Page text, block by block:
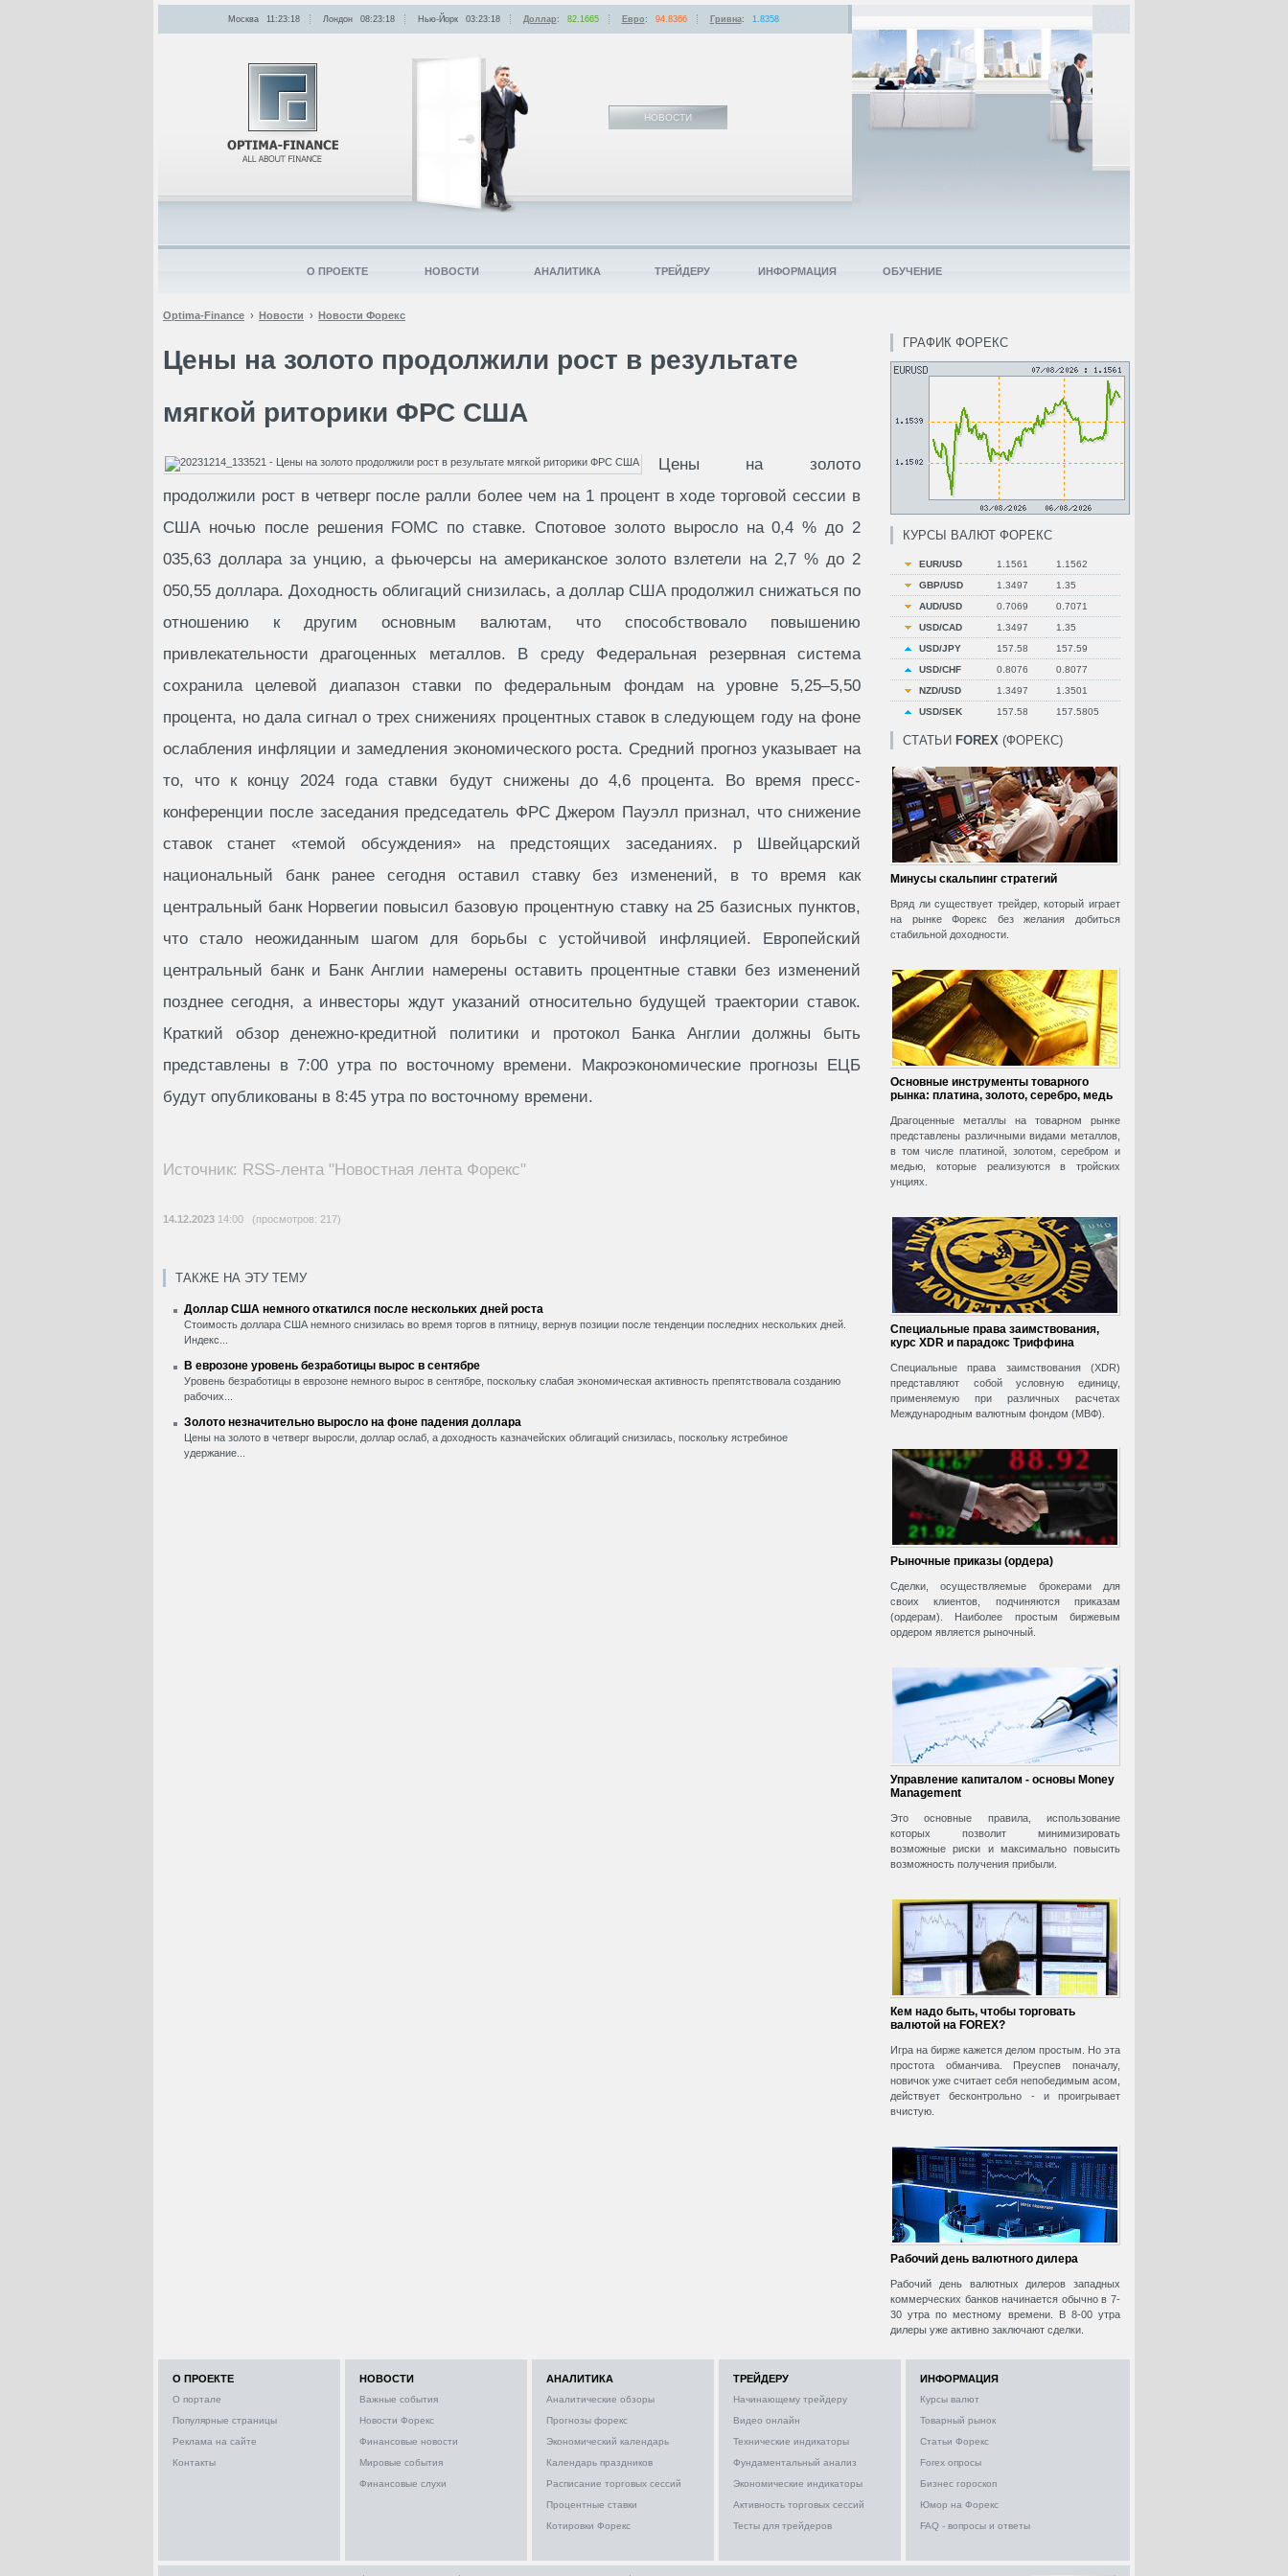
Optima-Finance Новости Новости Форекс
Цены на золото продолжили рост в результате
мягкой риторики ФРС США
Цены на золото
продолжили рост в четверг после ралли более чем на 1 процент в ходе торговой сессии в
США ночью после решения FOMC по ставке. Спотовое золото выросло на 0,4 % до 2
035,63 доллара за унцию, а фьючерсы на американское золото взлетели на 2,7 % до 2
050,55 доллара. Доходность облигаций снизилась, а доллар США продолжил снижаться по
отношению к другим основным валютам, что способствовало повышению
привлекательности драгоценных металлов. В среду Федеральная резервная система
сохранила целевой диапазон ставки по федеральным фондам на уровне 5,25–5,50
процента, но дала сигнал о трех снижениях процентных ставок в следующем году на фоне
ослабления инфляции и замедления экономического роста. Средний прогноз указывает на
то, что к концу 2024 года ставки будут снижены до 4,6 процента. Во время пресс-
конференции после заседания председатель ФРС Джером Пауэлл признал, что снижение
ставок станет «темой обсуждения» на предстоящих заседаниях. р Швейцарский
национальный банк ранее сегодня оставил ставку без изменений, в то время как
центральный банк Норвегии повысил базовую процентную ставку на 25 базисных пунктов,
что стало неожиданным шагом для борьбы с устойчивой инфляцией. Европейский
центральный банк и Банк Англии намерены оставить процентные ставки без изменений
позднее сегодня, а инвесторы ждут указаний относительно будущей траектории ставок.
Краткий обзор денежно-кредитной политики и протокол Банка Англии должны быть
представлены в 7:00 утра по восточному времени. Макроэкономические прогнозы ЕЦБ
будут опубликованы в 8:45 утра по восточному времени.
Источник: RSS-лента "Новостная лента Форекс"
14.12.2023 14:00 (просмотров: 217)
ТАКЖЕ НА ЭТУ ТЕМУ
Доллар США немного откатился после нескольких дней роста
Стоимость доллара США немного снизилась во время торгов в пятницу, вернув позиции после тенденции последних нескольких дней.
Индекс...
В еврозоне уровень безработицы вырос в сентябре
Уровень безработицы в еврозоне немного вырос в сентябре, поскольку слабая экономическая активность препятствовала созданию
рабочих...
Золото незначительно выросло на фоне падения доллара
Цены на золото в четверг выросли, доллар ослаб, а доходность казначейских облигаций снизилась, поскольку ястребиное
удержание...
ГРАФИК ФОРЕКС
КУРСЫ ВАЛЮТ ФОРЕКС
EUR/USD 1.1561
1.1562
GBP/USD
1.3497
1.35
AUD/USD
0.7069
0.7071
USD/CAD
1.3497
1.35
USD/JPY
157.58
157.59
USD/CHF
0.8076
0.8077
NZD/USD
1.3497
1.3501
USD/SEK
157.58 157.5805
СТАТЬИ FOREX (ФОРЕКС)
Минусы скальпинг стратегий
Вряд ли существует трейдер, который играет
на рынке Форекс без желания добиться
стабильной доходности.
Основные инструменты товарного
рынка: платина, золото, серебро, медь
Драгоценные металлы на товарном рынке
представлены различными видами металлов,
в том числе платиной, золотом, серебром и
медью, которые реализуются в тройских
унциях.
Специальные права заимствования,
курс XDR и парадокс Триффина
Специальные права заимствования (XDR)
представляют собой условную единицу,
применяемую при различных расчетах
Международным валютным фондом (МВФ).
Рыночные приказы (ордера)
Сделки, осуществляемые брокерами для
своих клиентов, подчиняются приказам
(ордерам). Наиболее простым биржевым
ордером является рыночный.
Управление капиталом - основы Money
Management
Это основные правила, использование
которых позволит минимизировать
возможные риски и максимально повысить
возможность получения прибыли.
Кем надо быть, чтобы торговать
валютой на FOREX?
Игра на бирже кажется делом простым. Но эта
простота обманчива. Преуспев поначалу,
новичок уже считает себя непобедимым асом,
действует бесконтрольно - и проигрывает
вчистую.
Рабочий день валютного дилера
Рабочий день валютных дилеров западных
коммерческих банков начинается обычно в 7-
30 утра по местному времени. В 8-00 утра
дилеры уже активно заключают сделки.
НОВОСТИ
Москва 11:23:18 Лондон 08:23:18 Нью-Йорк 03:23:18 Доллар: 82.1665 Евро: 94.8366 Гривна: 1.8358
О ПРОЕКТЕ НОВОСТИ АНАЛИТИКА ТРЕЙДЕРУ ИНФОРМАЦИЯ ОБУЧЕНИЕ
О ПРОЕКТЕ
О портале
Популярные страницы
Реклама на сайте
Контакты
НОВОСТИ
Важные события
Новости Форекс
Финансовые новости
Мировые события
Финансовые слухи
АНАЛИТИКА
Аналитические обзоры
Прогнозы форекс
Экономический календарь
Календарь праздников
Расписание торговых сессий
Процентные ставки
Котировки Форекс
ТРЕЙДЕРУ
Начинающему трейдеру
Видео онлайн
Технические индикаторы
Фундаментальный анализ
Экономические индикаторы
Активность торговых сессий
Тесты для трейдеров
ИНФОРМАЦИЯ
Курсы валют
Товарный рынок
Статьи Форекс
Forex опросы
Бизнес гороскоп
Юмор на Форекс
FAQ - вопросы и ответы